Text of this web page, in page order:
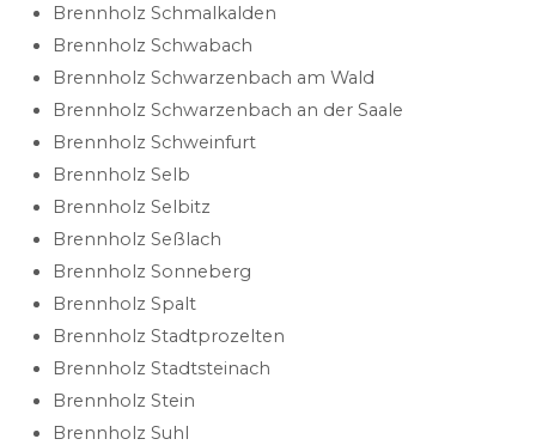
Brennholz Schmalkalden
Brennholz Schwabach
Brennholz Schwarzenbach am Wald
Brennholz Schwarzenbach an der Saale
Brennholz Schweinfurt
Brennholz Selb
Brennholz Selbitz
Brennholz Seßlach
Brennholz Sonneberg
Brennholz Spalt
Brennholz Stadtprozelten
Brennholz Stadtsteinach
Brennholz Stein
Brennholz Suhl